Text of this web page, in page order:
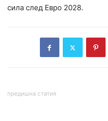
сила след Евро 2028.
предишна статия